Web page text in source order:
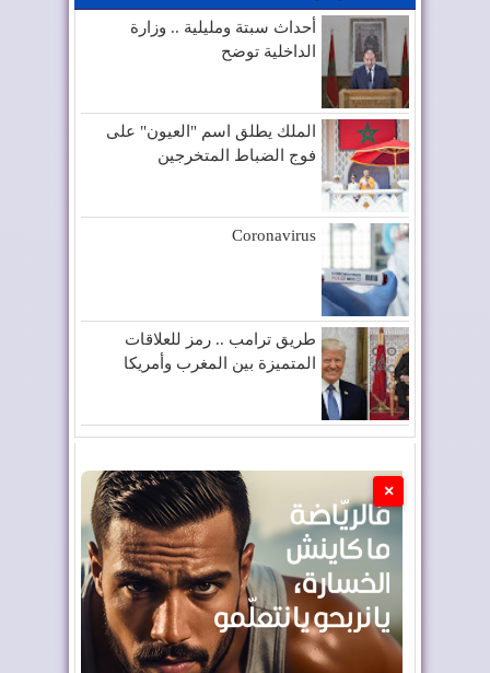
أحداث سبتة ومليلية .. وزارة
الداخلية توضح
الملك يطلق اسم "العيون" على
فوج الضباط المتخرجين
Coronavirus
طريق ترامب .. رمز للعلاقات
المتميزة بين المغرب وأمريكا
×